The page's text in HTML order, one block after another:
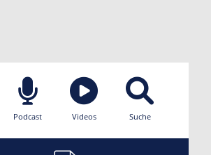
Podcast Videos Suche